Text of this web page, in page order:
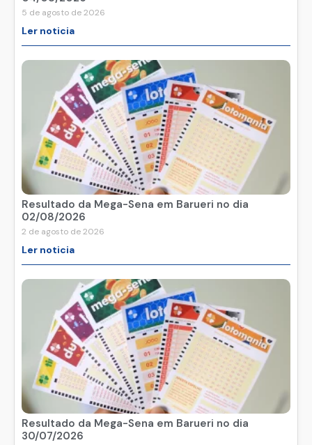
5 de agosto de 2026
Ler noticia
Resultado da Mega-Sena em Barueri no dia
02/08/2026
2 de agosto de 2026
Ler noticia
Resultado da Mega-Sena em Barueri no dia
30/07/2026